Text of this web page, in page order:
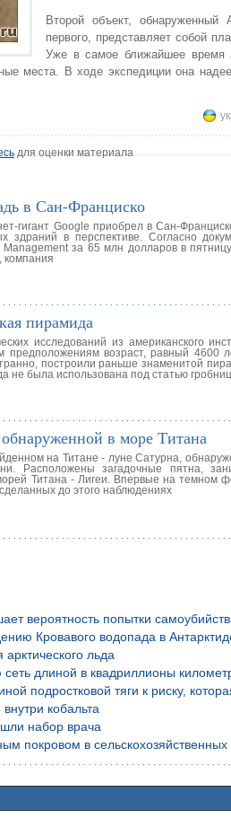
Второй объект,
первого, представляет собой
Уже в самое ближайшее время
места. В ходе экспедиции она
для оценки материала
в Сан-Франциско
гигант Google приобрел в Сан-
здраний в перспективе. Согласно
Management за 65 млн долларов в
компания
пирамида
исследований из американского
возраст, равный 4600
построили раньше знаменитой
не была использована под статью
в море Титана
на Титане - луне Сатурна,
Расположены загадочные пятна,
Титана - Лигеи. Впервые на темном
до этого наблюдениях
вероятность попытки
Кровавого водопада в
льда
длиной в квадриллионы
подростковой тяги к риску,
кобальта
набор врача
покровом в